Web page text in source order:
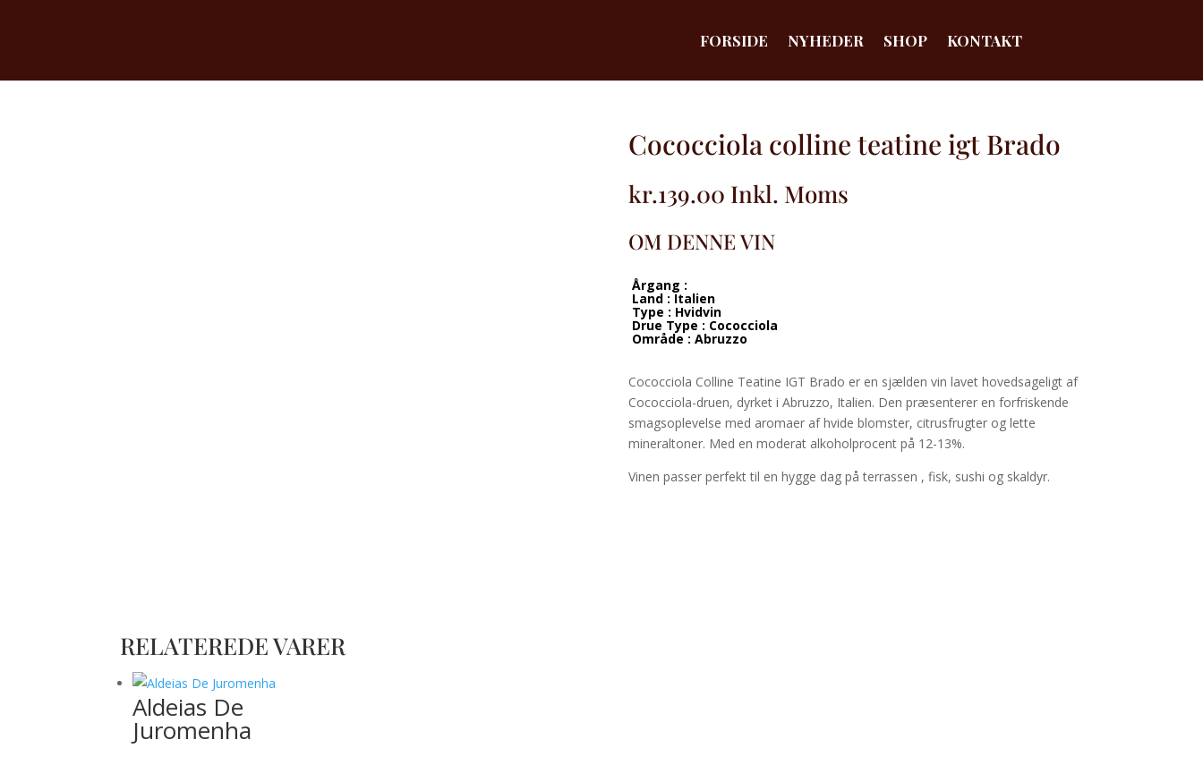
FORSIDE NYHEDER SHOP KONTAKT
Cococciola colline teatine igt Brado
kr.139.00 Inkl. Moms
OM DENNE VIN
Årgang :
Land : Italien
Type : Hvidvin
Drue Type : Cococciola
Område : Abruzzo
Cococciola Colline Teatine IGT Brado er en sjælden vin lavet hovedsageligt af
Cococciola-druen, dyrket i Abruzzo, Italien. Den præsenterer en forfriskende
smagsoplevelse med aromaer af hvide blomster, citrusfrugter og lette
mineraltoner. Med en moderat alkoholprocent på 12-13%.
Vinen passer perfekt til en hygge dag på terrassen , fisk, sushi og skaldyr.
RELATEREDE VARER
Aldeias De
Juromenha